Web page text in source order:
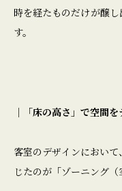
時を経たものだけが醸
す。
｜「床の高さ」で空間
客室のデザインにおい
じたのが「ゾーニング（